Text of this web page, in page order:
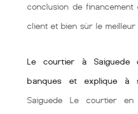
conclusion de
client et bien sùr le meilleur
Le courtier à Saiguede
banques et explique à
Saiguede Le courtier